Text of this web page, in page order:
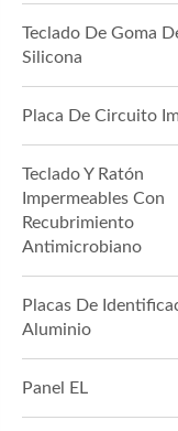
Teclado De Goma
Silicona
Placa De Circuito
Teclado Y Ratón
Impermeables Con
Recubrimiento
Antimicrobiano
Placas De
Aluminio
Panel EL